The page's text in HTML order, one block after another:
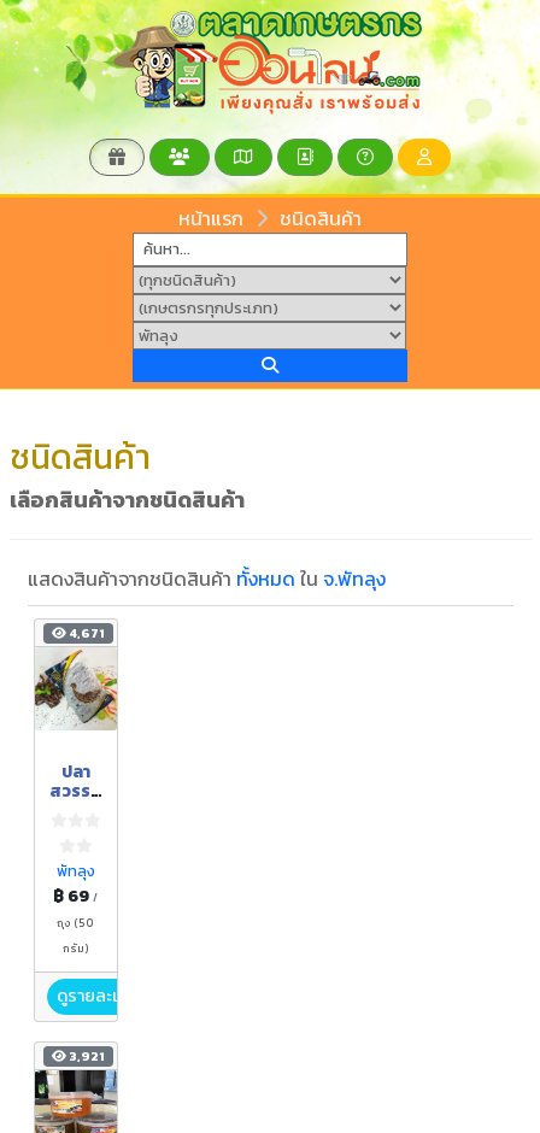
หน้าแรก ชนิดสินค้า
ชนิดสินค้า
เลือกสินค้าจากชนิดสินค้า
แสดงสินค้าจากชนิดสินค้า ทั้งหมด ใน จ.พัทลุง
4,671
ปลา
สวรรค์
พัทลุง
฿ 69/
ถุง (50
กรัม)
ดูรายละเอียด
3,921